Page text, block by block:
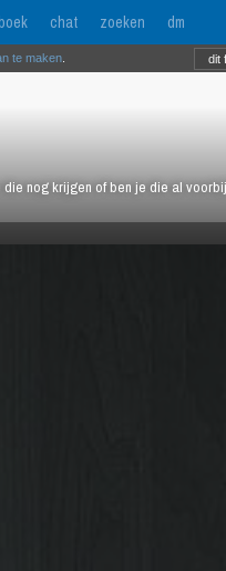
chat zoeken dm
nog krijgen of ben je die al
te maken